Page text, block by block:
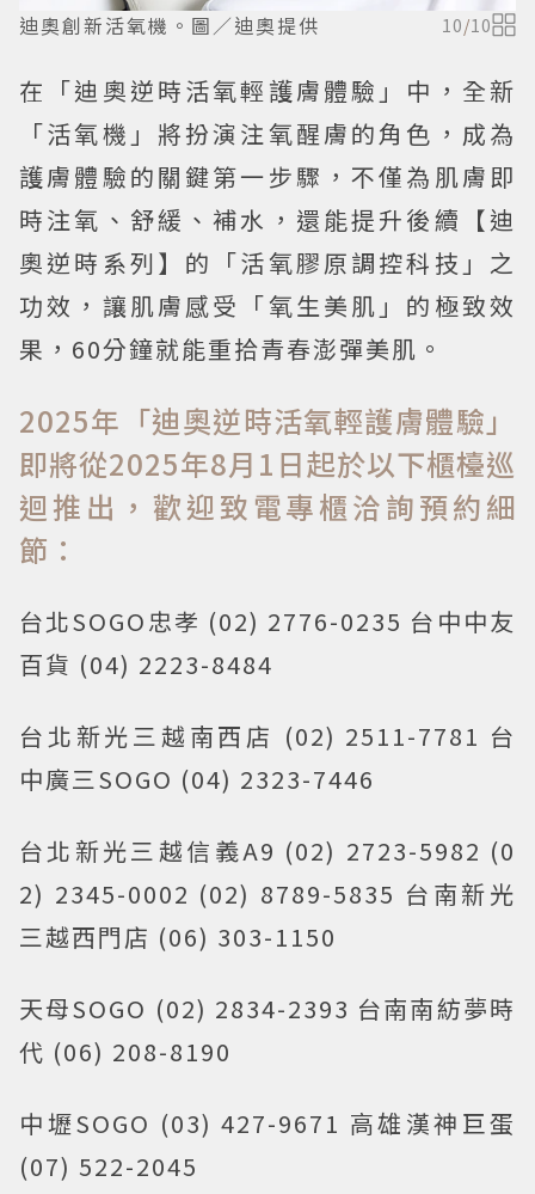
迪奧創新活氧機。圖／迪奧提供 10/10
在「迪奧逆時活氧輕護膚體驗」中，全新
「活氧機」將扮演注氧醒膚的角色，成為
護膚體驗的關鍵第一步驟，不僅為肌膚即
時注氧、舒緩、補水，還能提升後續【迪
奧逆時系列】的「活氧膠原調控科技」之
功效，讓肌膚感受「氧生美肌」的極致效
果，60分鐘就能重拾青春澎彈美肌。
2025年「迪奧逆時活氧輕護膚體驗」
即將從2025年8月1日起於以下櫃檯巡
迴推出，歡迎致電專櫃洽詢預約細
節：
台北SOGO忠孝 (02) 2776-0235 台中中友
百貨 (04) 2223-8484
台北新光三越南西店 (02) 2511-7781 台
中廣三SOGO (04) 2323-7446
台北新光三越信義A9 (02) 2723-5982 (0
2) 2345-0002 (02) 8789-5835 台南新光
三越西門店 (06) 303-1150
天母SOGO (02) 2834-2393 台南南紡夢時
代 (06) 208-8190
中壢SOGO (03) 427-9671 高雄漢神巨蛋
(07) 522-2045